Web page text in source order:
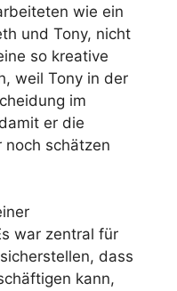
wie ein
und Tony, nicht
so kreative
weil Tony in der
im
er die
noch schätzen
war zentral für
dass
kann,